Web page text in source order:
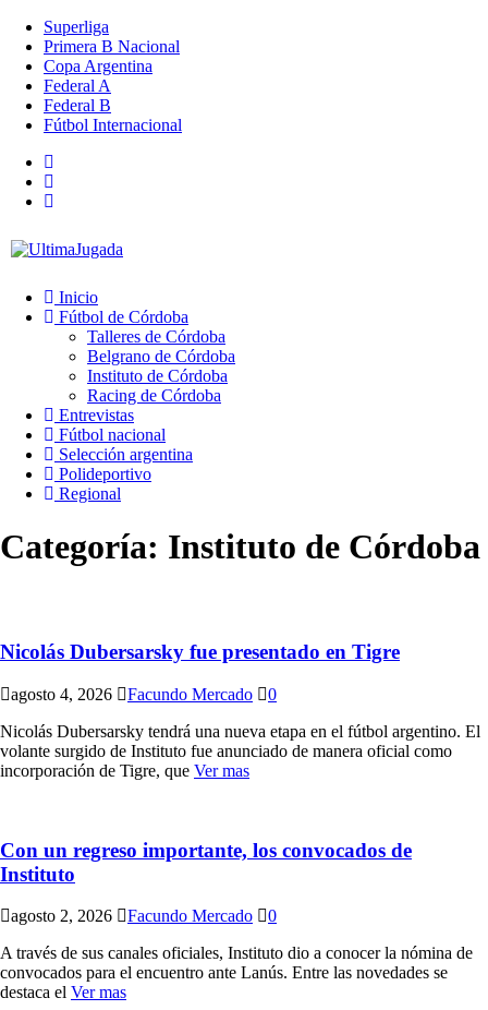
Superliga
Primera B Nacional
Copa Argentina
Federal A
Federal B
Fútbol Internacional
Inicio
Fútbol de Córdoba
Talleres de Córdoba
Belgrano de Córdoba
Instituto de Córdoba
Racing de Córdoba
Entrevistas
Fútbol nacional
Selección argentina
Polideportivo
Regional
Categoría: Instituto de Córdoba
Nicolás Dubersarsky fue presentado en Tigre
agosto 4, 2026 Facundo Mercado
0
Nicolás Dubersarsky tendrá una nueva etapa en el fútbol argentino. El
volante surgido de Instituto fue anunciado de manera oficial como
incorporación de Tigre, que Ver mas
Con un regreso importante, los convocados de
Instituto
agosto 2, 2026 Facundo Mercado
0
A través de sus canales oficiales, Instituto dio a conocer la nómina de
convocados para el encuentro ante Lanús. Entre las novedades se
destaca el Ver mas